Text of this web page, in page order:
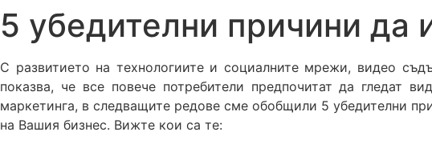
5 убедителни причини да
С развитието на технологиите и социалните мрежи, видео
показва, че все повече потребители предпочитат да гледат
маркетинга, в следващите редове сме обобщили 5 убедителни
на Вашия бизнес. Вижте кои са те: